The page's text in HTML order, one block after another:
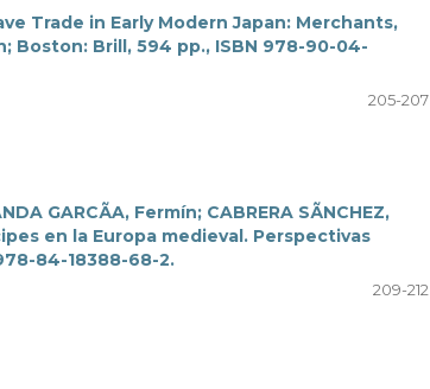
Trade in Early Modern Japan: Merchants,
Boston: Brill, 594 pp., ISBN 978-90-04-
205-207
GARCÃA, Fermín; CABRERA SÃNCHEZ,
en la Europa medieval. Perspectivas
84-18388-68-2.
209-212